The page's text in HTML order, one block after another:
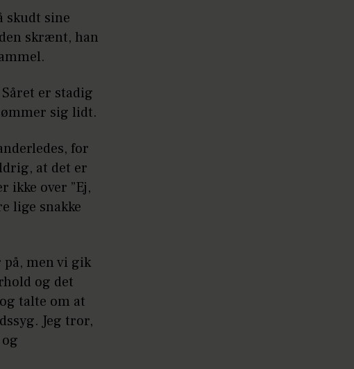
skudt sine
skrænt, han
er stadig
sig lidt.
for
at det er
ikke over ”Ej,
lige snakke
men vi gik
og det
talte om at
Jeg tror,